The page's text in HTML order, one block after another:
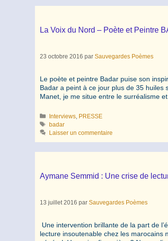
La Voix du Nord – Poète et Peintre
23 octobre 2016 par Sauvegardes Poèmes
Le poète et peintre Badar puise son
Badar a peint à ce jour plus de 35
Manet, je me situe entre le surréalisme
Catégories
Interviews PRESSE
Étiquettes
badar
Laisser un commentaire
Aymane Semmid : Une crise de
13 juillet 2016 par Sauvegardes Poèmes
Une intervention brillante de la part de
lecture insoutenable chez les marocains